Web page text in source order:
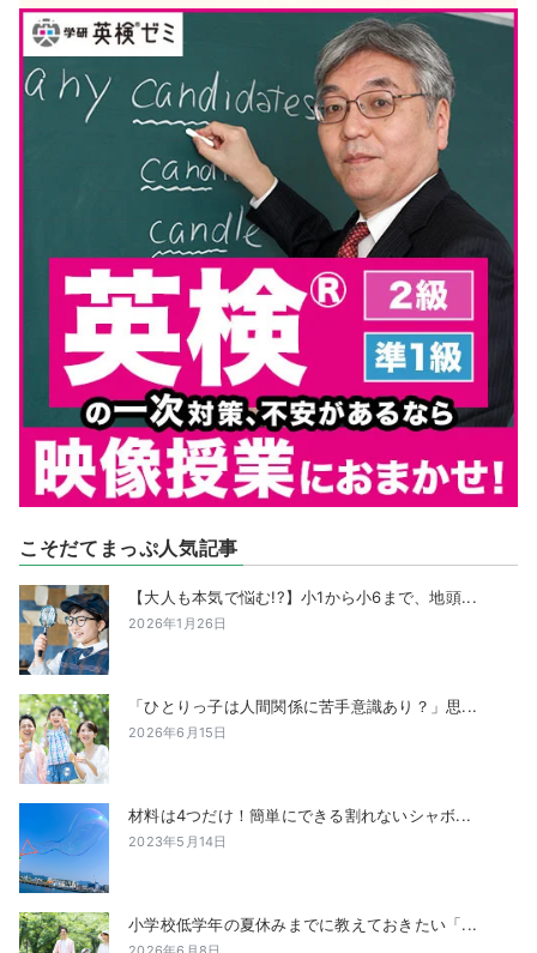
こそだてまっぷ人気記事
【大人も本気で悩む!?】小1から小6まで、地頭...
2026年1月26日
「ひとりっ子は人間関係に苦手意識あり？」思...
2026年6月15日
材料は4つだけ！簡単にできる割れないシャボ...
2023年5月14日
小学校低学年の夏休みまでに教えておきたい「...